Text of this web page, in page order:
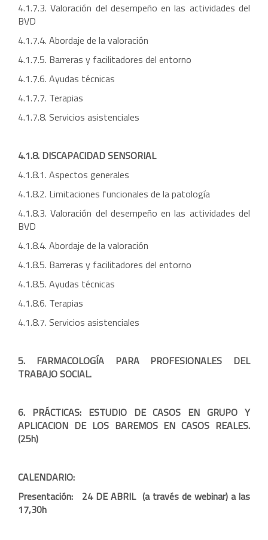
4.1.7.3. Valoración del desempeño en las actividades del
BVD
4.1.7.4. Abordaje de la valoración
4.1.7.5. Barreras y facilitadores del entorno
4.1.7.6. Ayudas técnicas
4.1.7.7. Terapias
4.1.7.8. Servicios asistenciales
4.1.8. DISCAPACIDAD SENSORIAL
4.1.8.1. Aspectos generales
4.1.8.2. Limitaciones funcionales de la patología
4.1.8.3. Valoración del desempeño en las actividades del
BVD
4.1.8.4. Abordaje de la valoración
4.1.8.5. Barreras y facilitadores del entorno
4.1.8.5. Ayudas técnicas
4.1.8.6. Terapias
4.1.8.7. Servicios asistenciales
5. FARMACOLOGÍA PARA PROFESIONALES DEL
TRABAJO SOCIAL.
6. PRÁCTICAS: ESTUDIO DE CASOS EN GRUPO Y
APLICACION DE LOS BAREMOS EN CASOS REALES.
(25h)
CALENDARIO:
Presentación:
24 DE ABRIL (a través de webinar) a las
17,30h